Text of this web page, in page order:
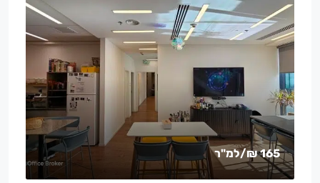
165 ₪ /למ"ר